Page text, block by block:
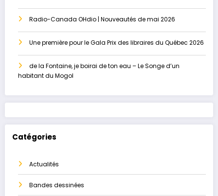
Radio-Canada OHdio | Nouveautés de mai 2026
Une première pour le Gala Prix des libraires du Québec 2026
de la Fontaine, je boirai de ton eau – Le Songe d’un
habitant du Mogol
Catégories
Actualités
Bandes dessinées